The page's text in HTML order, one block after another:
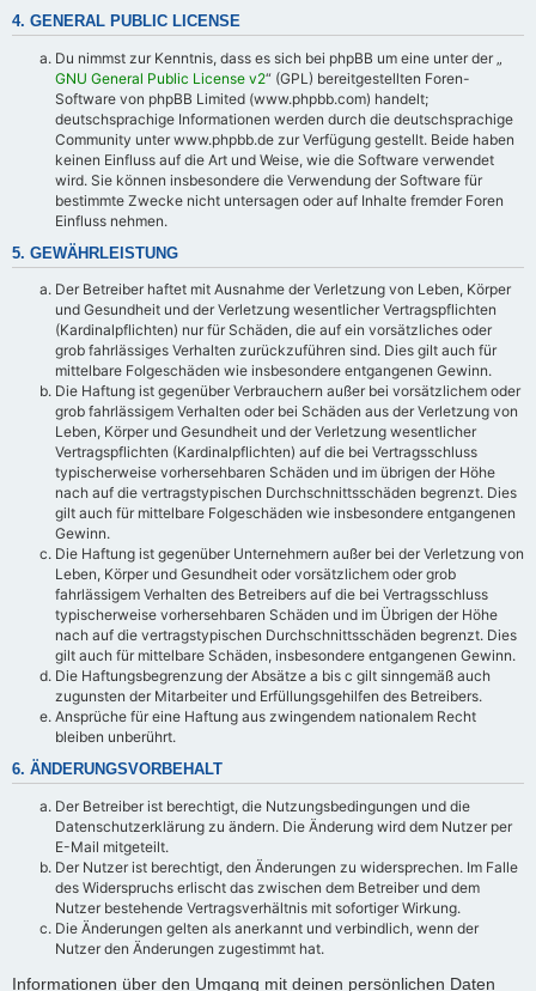
4. GENERAL PUBLIC LICENSE
Du nimmst zur Kenntnis, dass es sich bei phpBB um eine unter der „
GNU General Public License v2“ (GPL) bereitgestellten Foren-
Software von phpBB Limited (www.phpbb.com) handelt;
deutschsprachige Informationen werden durch die deutschsprachige
Community unter www.phpbb.de zur Verfügung gestellt. Beide haben
keinen Einfluss auf die Art und Weise, wie die Software verwendet
wird. Sie können insbesondere die Verwendung der Software für
bestimmte Zwecke nicht untersagen oder auf Inhalte fremder Foren
Einfluss nehmen.
5. GEWÄHRLEISTUNG
Der Betreiber haftet mit Ausnahme der Verletzung von Leben, Körper
und Gesundheit und der Verletzung wesentlicher Vertragspflichten
(Kardinalpflichten) nur für Schäden, die auf ein vorsätzliches oder
grob fahrlässiges Verhalten zurückzuführen sind. Dies gilt auch für
mittelbare Folgeschäden wie insbesondere entgangenen Gewinn.
Die Haftung ist gegenüber Verbrauchern außer bei vorsätzlichem oder
grob fahrlässigem Verhalten oder bei Schäden aus der Verletzung von
Leben, Körper und Gesundheit und der Verletzung wesentlicher
Vertragspflichten (Kardinalpflichten) auf die bei Vertragsschluss
typischerweise vorhersehbaren Schäden und im übrigen der Höhe
nach auf die vertragstypischen Durchschnittsschäden begrenzt. Dies
gilt auch für mittelbare Folgeschäden wie insbesondere entgangenen
Gewinn.
Die Haftung ist gegenüber Unternehmern außer bei der Verletzung von
Leben, Körper und Gesundheit oder vorsätzlichem oder grob
fahrlässigem Verhalten des Betreibers auf die bei Vertragsschluss
typischerweise vorhersehbaren Schäden und im Übrigen der Höhe
nach auf die vertragstypischen Durchschnittsschäden begrenzt. Dies
gilt auch für mittelbare Schäden, insbesondere entgangenen Gewinn.
Die Haftungsbegrenzung der Absätze a bis c gilt sinngemäß auch
zugunsten der Mitarbeiter und Erfüllungsgehilfen des Betreibers.
Ansprüche für eine Haftung aus zwingendem nationalem Recht
bleiben unberührt.
6. ÄNDERUNGSVORBEHALT
Der Betreiber ist berechtigt, die Nutzungsbedingungen und die
Datenschutzerklärung zu ändern. Die Änderung wird dem Nutzer per
E-Mail mitgeteilt.
Der Nutzer ist berechtigt, den Änderungen zu widersprechen. Im Falle
des Widerspruchs erlischt das zwischen dem Betreiber und dem
Nutzer bestehende Vertragsverhältnis mit sofortiger Wirkung.
Die Änderungen gelten als anerkannt und verbindlich, wenn der
Nutzer den Änderungen zugestimmt hat.
Informationen über den Umgang mit deinen persönlichen Daten